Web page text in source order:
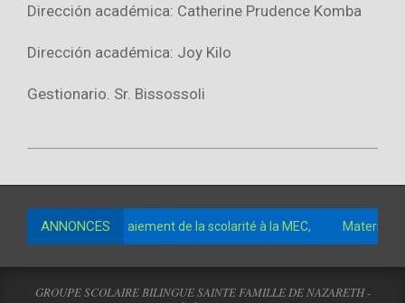
Dirección académica: Catherine Prudence Komba
Dirección académica: Joy Kilo
Gestionario. Sr. Bissossoli
09-
ANNONCES
de comptes pour le paiement de la scolarité à la MEC,
GROUPE SCOLAIRE BILINGUE SAINTE FAMILLE DE NAZARETH -